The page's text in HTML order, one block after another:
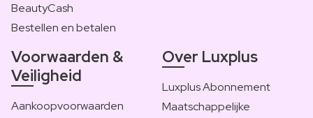
BeautyCash
Bestellen en betalen
Voorwaarden &
Veiligheid
Aankoopvoorwaarden
Over Luxplus
Luxplus Abonnement
Maatschappelijke